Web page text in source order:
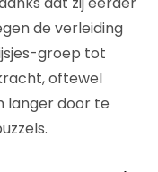
de verleiding
groep tot
oftewel
langer door te